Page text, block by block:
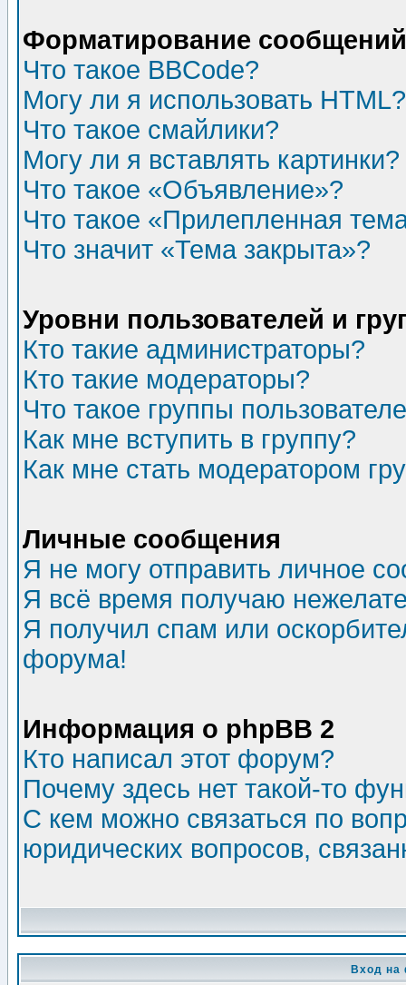
Форматирование
Что такое BBCode?
Могу ли я использовать HTML?
Что такое смайлики?
Могу ли я вставлять картинки?
Что такое «Объявление»?
Что такое «Прилепленная
Что значит «Тема закрыта»?
Уровни пользователей и
Кто такие администраторы?
Кто такие модераторы?
Что такое группы
Как мне вступить в группу?
Как мне стать модератором
Личные сообщения
Я не могу отправить личное
Я всё время получаю
Я получил спам или
форума!
Информация о phpBB 2
Кто написал этот форум?
Почему здесь нет такой-то
С кем можно связаться по
юридических вопросов,
Вход на